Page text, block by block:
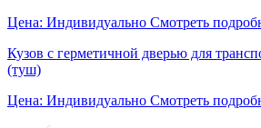
Цена: Индивидуально Смотреть
Кузов с герметичной дверью для
(туш)
Цена: Индивидуально Смотреть